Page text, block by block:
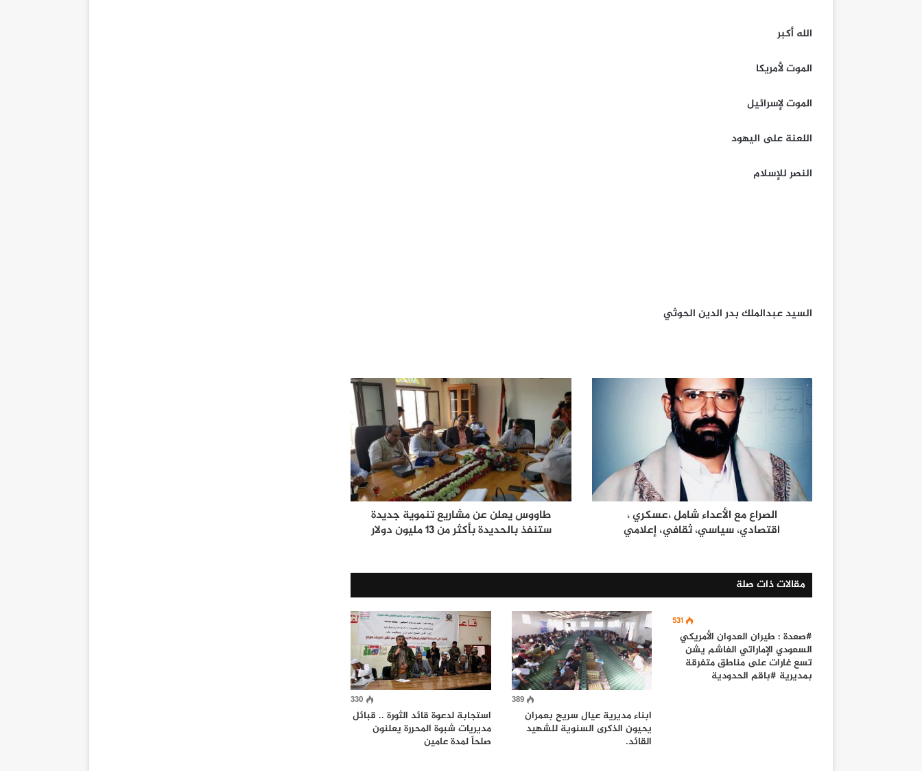
الله أكبر
الموت لأمريكا
الموت لإسرائيل
اللعنة على اليهود
النصر للإسلام
السيد عبدالملك بدر الدين الحوثي
الصراع مع الأعداء شامل ،عسكري ،
اقتصادي، سياسي، ثقافي، إعلامي
طاووس يعلن عن مشاريع تنموية جديدة
ستنفذ بالحديدة بأكثر من 13 مليون دولار
مقالات ذات صلة
531
#صعدة : طيران العدوان الأمريكي
السعودي الإماراتي الغاشم يشن
تسع غارات على مناطق متفرقة
بمديرية #باقم الحدودية
389
ابناء مديرية عيال سريح بعمران
يحيون الذكرى السنوية للشهيد
القائد.
330
استجابة لدعوة قائد الثورة .. قبائل
مديريات شبوة المحررة يعلنون
صلحاً لمدة عامين